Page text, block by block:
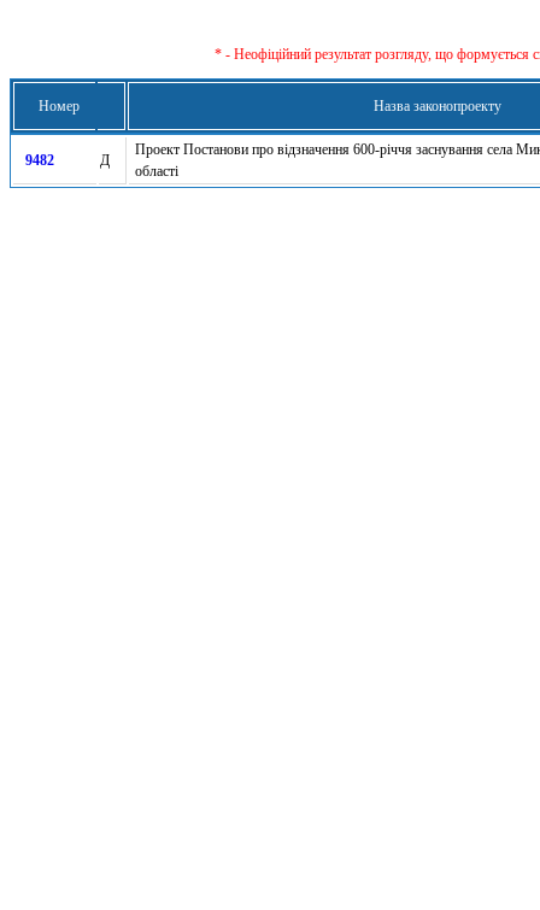
* - Неофіційний результат розгляду, що формується
Номер Назва законопроекту
9482 Д
Проект Постанови про відзначення 600-річчя заснування села
області